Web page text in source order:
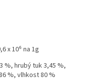
x 10⁶ na 1g
%, hrubý tuk 3,45 %,
%, vlhkost 80 %